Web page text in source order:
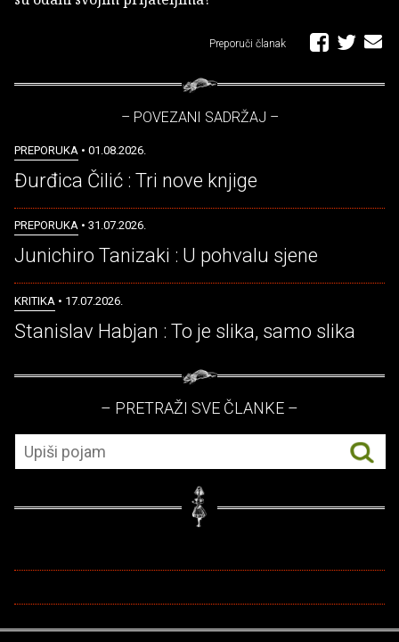
Preporuči članak
– POVEZANI SADRŽAJ –
PREPORUKA • 01.08.2026.
Đurđica Čilić : Tri nove knjige
PREPORUKA • 31.07.2026.
Junichiro Tanizaki : U pohvalu sjene
KRITIKA • 17.07.2026.
Stanislav Habjan : To je slika, samo slika
– PRETRAŽI SVE ČLANKE –